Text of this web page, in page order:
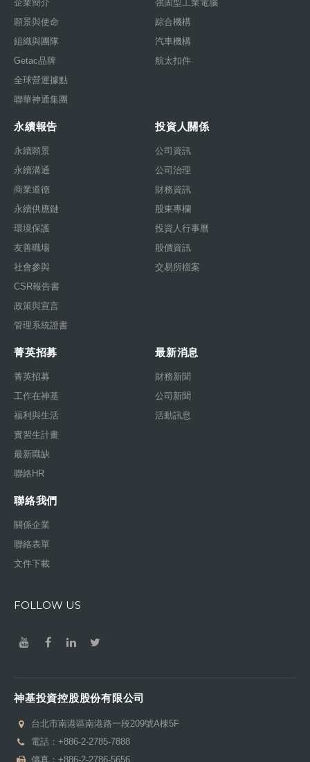
企業簡介
願景與使命
組織與團隊
Getac品牌
全球營運據點
聯華神通集團
強固型工業電腦
綜合機構
汽車機構
航太扣件
永續報告
永續願景
永續溝通
商業道德
永續供應鏈
環境保護
友善職場
社會參與
CSR報告書
政策與宣言
管理系統證書
投資人關係
公司資訊
公司治理
財務資訊
股東專欄
投資人行事曆
股價資訊
交易所檔案
菁英招募
菁英招募
工作在神基
福利與生活
實習生計畫
最新職缺
聯絡HR
最新消息
財務新聞
公司新聞
活動訊息
聯絡我們
關係企業
聯絡表單
文件下載
FOLLOW US
神基投資控股股份有限公司
台北市南港區南港路一段209號A棟5F
電話： +886-2-2785-7888
傳真：+886-2-2786-5656